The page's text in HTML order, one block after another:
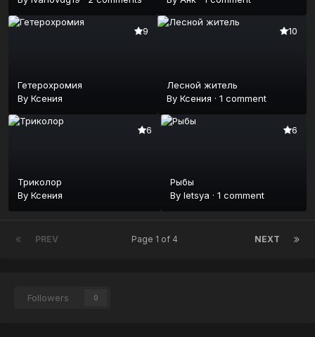
9
Гетерохромия
By Ксения
10
Лесной житель
By Ксения · 1 comment
6
Триколор
By Ксения
6
Рыбы
By letsya · 1 comment
PREV NEXT
Page 1 of 4
Followers 0